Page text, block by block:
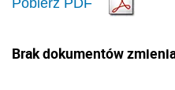
Brak dokumentów